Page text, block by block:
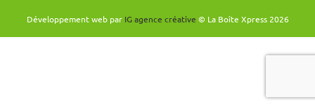
Développement web par IG agence créative © La Boîte Xpress 2026